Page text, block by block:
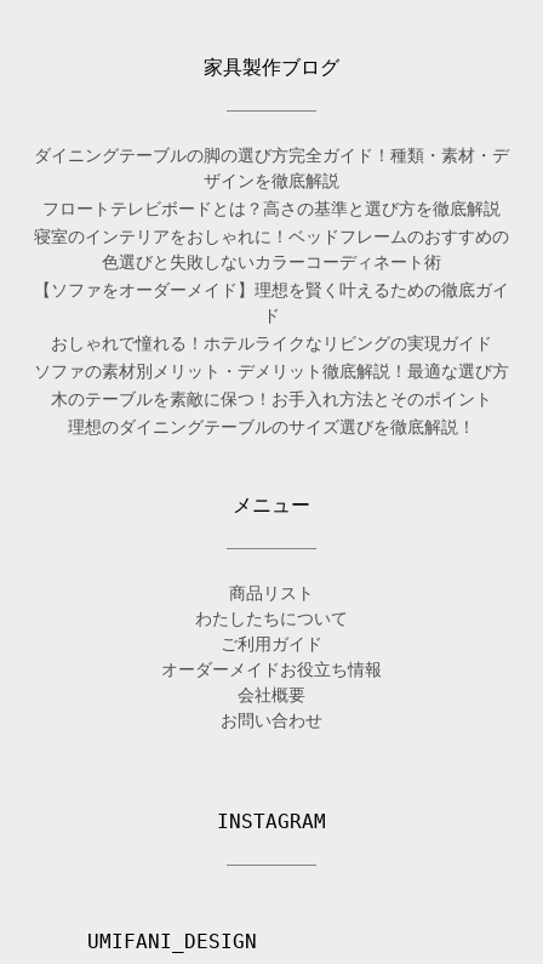
家具製作ブログ
ダイニングテーブルの脚の選び方完全ガイド！種類・素材・デ
ザインを徹底解説
フロートテレビボードとは？高さの基準と選び方を徹底解説
寝室のインテリアをおしゃれに！ベッドフレームのおすすめの
色選びと失敗しないカラーコーディネート術
【ソファをオーダーメイド】理想を賢く叶えるための徹底ガイ
ド
おしゃれで憧れる！ホテルライクなリビングの実現ガイド
ソファの素材別メリット・デメリット徹底解説！最適な選び方
木のテーブルを素敵に保つ！お手入れ方法とそのポイント
理想のダイニングテーブルのサイズ選びを徹底解説！
メニュー
商品リスト
わたしたちについて
ご利用ガイド
オーダーメイドお役立ち情報
会社概要
お問い合わせ
INSTAGRAM
UMIFANI_DESIGN